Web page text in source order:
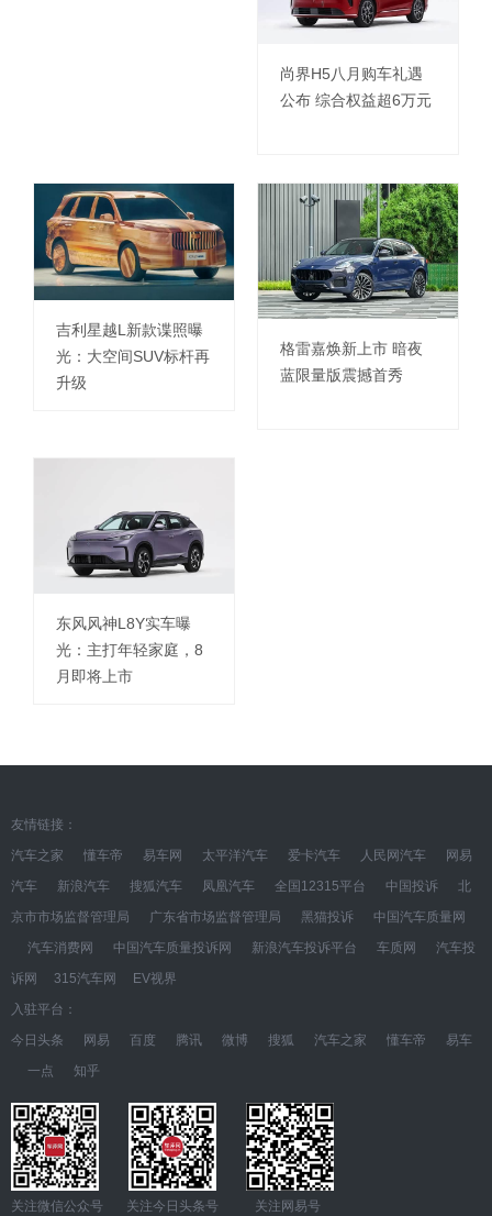
尚界H5八月购车礼遇
公布 综合权益超6万元
吉利星越L新款谍照曝
光：大空间SUV标杆再
升级
格雷嘉焕新上市 暗夜
蓝限量版震撼首秀
东风风神L8Y实车曝
光：主打年轻家庭，8
月即将上市
友情链接：
汽车之家
懂车帝 易车网 太平洋汽车 爱卡汽车 人民网汽车
网易
汽车
新浪汽车 搜狐汽车 凤凰汽车 全国12315平台 中国投诉
北
京市市场监督管理局
广东省市场监督管理局 黑猫投诉
中国汽车质量网
汽车消费网
中国汽车质量投诉网 新浪汽车投诉平台 车质网
汽车投
诉网
315汽车网
EV视界
入驻平台：
今日头条
网易 百度 腾讯 微博 搜狐 汽车之家 懂车帝
易车
一点
知乎
关注微信公众号 关注今日头条号 关注网易号